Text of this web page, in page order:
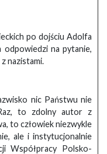
po dojściu Adolfa
odpowiedzi na pytanie,
nazistami.
nic Państwu nie
to zdolny autor z
to człowiek niezwykle
ale i instytucjonalnie
Współpracy Polsko-